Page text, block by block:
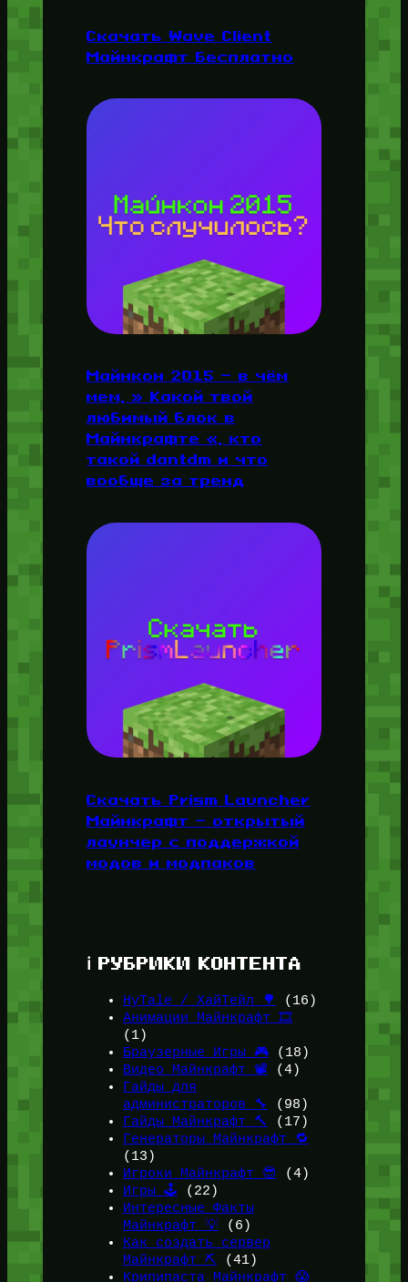
Скачать Wave Client
Майнкрафт Бесплатно
Майнкон 2015 — в чём
мем, » Какой твой
любимый блок в
Майнкрафте «, кто
такой dantdm и что
вообще за тренд
Скачать Prism Launcher
Майнкрафт — открытый
лаунчер с поддержкой
модов и модпаков
ℹ️ РУБРИКИ КОНТЕНТА
HyTale / ХайТейл 🌳
(16)
Анимации Майнкрафт 🎞️
(1)
Браузерные Игры 🎮(18)
Видео Майнкрафт 📽️ (4)
Гайды для
администраторов 🔧
(98)
Гайды Майнкрафт 🔨
(17)
Генераторы Майнкрафт 🔁
(13)
Игроки Майнкрафт 😎 (4)
Игры 🕹️ (22)
Интересные Факты
Майнкрафт 💡(6)
Как создать сервер
Майнкрафт ⛏️ (41)
Крипипаста Майнкрафт 😱